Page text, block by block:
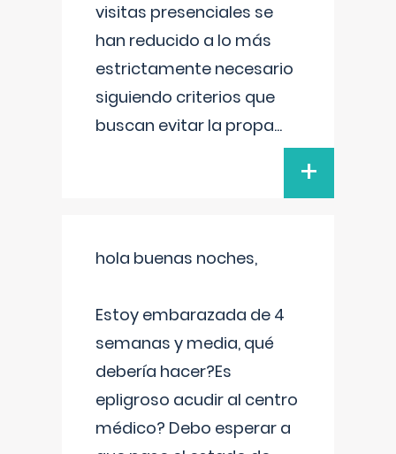
visitas presenciales se
han reducido a lo más
estrictamente necesario
siguiendo criterios que
buscan evitar la propa...
+
hola buenas noches,
Estoy embarazada de 4
semanas y media, qué
debería hacer?Es
epligroso acudir al centro
médico? Debo esperar a